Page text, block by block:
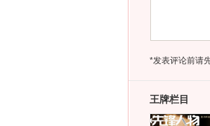
*发表评论前请
王牌栏目